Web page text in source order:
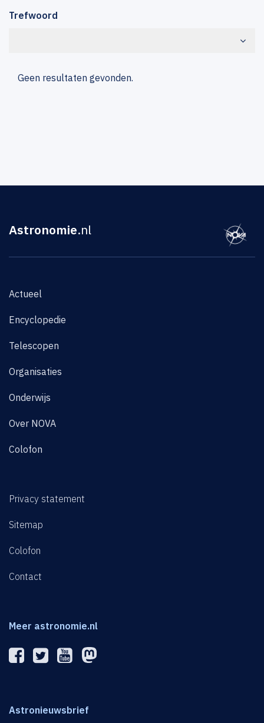
Trefwoord
Geen resultaten gevonden.
Astronomie.nl
Actueel
Encyclopedie
Telescopen
Organisaties
Onderwijs
Over NOVA
Colofon
Privacy statement
Sitemap
Colofon
Contact
Meer astronomie.nl
Astronieuwsbrief